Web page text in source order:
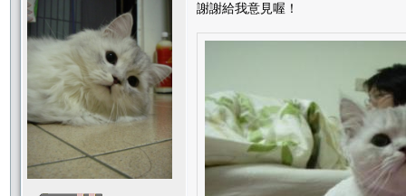
謝謝給我意見喔！